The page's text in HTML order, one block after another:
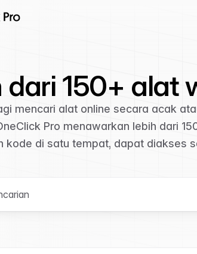
dari 150+ alat
mencari alat online secara acak
Pro menawarkan lebih dari
kode di satu tempat, dapat diakses